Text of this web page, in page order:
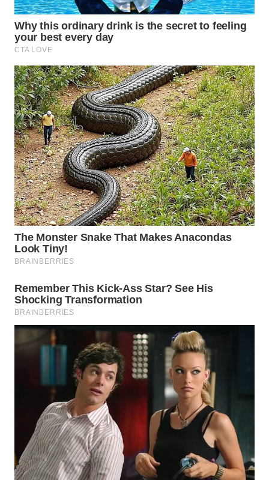
ALPERKLINAS
FORJASIDA
TAMBANG
NEWS
SITUNGIR
NEWS
SIDIKALANG
NEWS
SIBARAGAS
NEWS
METRO
NEWS
METRO
MEDAN
NEWS
JAKARTA
NEWS
KRT
NEWS